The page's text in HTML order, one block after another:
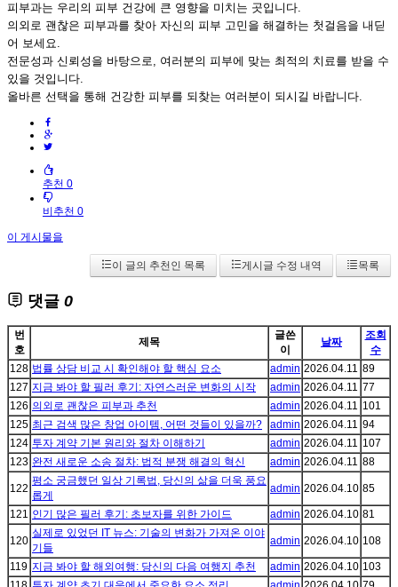
피부과는 우리의 피부 건강에 큰 영향을 미치는 곳입니다.
의외로 괜찮은 피부과를 찾아 자신의 피부 고민을 해결하는 첫걸음을 내딛
어 보세요.
전문성과 신뢰성을 바탕으로, 여러분의 피부에 맞는 최적의 치료를 받을 수
있을 것입니다.
올바른 선택을 통해 건강한 피부를 되찾는 여러분이 되시길 바랍니다.
추천 0
비추천 0
이 게시물을
이 글의 추천인 목록 게시글 수정 내역 목록
댓글 0
번
호
제목
글쓴
이
날짜
조회
수
128 법률 상담 비교 시 확인해야 할 핵심 요소 admin 2026.04.11 89
127 지금 봐야 할 필러 후기: 자연스러운 변화의 시작 admin 2026.04.11 77
126 의외로 괜찮은 피부과 추천 admin 2026.04.11 101
125 최근 검색 많은 창업 아이템, 어떤 것들이 있을까? admin 2026.04.11 94
124 투자 계약 기본 원리와 절차 이해하기 admin 2026.04.11 107
123 완전 새로운 소송 절차: 법적 분쟁 해결의 혁신 admin 2026.04.11 88
122
평소 궁금했던 일상 기록법, 당신의 삶을 더욱 풍요
롭게
admin 2026.04.10 85
121 인기 많은 필러 후기: 초보자를 위한 가이드 admin 2026.04.10 81
120
실제로 있었던 IT 뉴스: 기술의 변화가 가져온 이야
기들
admin 2026.04.10 108
119 지금 봐야 할 해외여행: 당신의 다음 여행지 추천 admin 2026.04.10 103